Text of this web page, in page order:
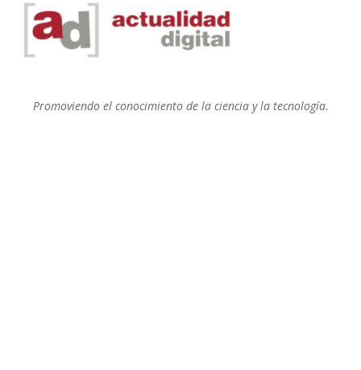
Promoviendo el conocimiento de la ciencia y la tecnología.